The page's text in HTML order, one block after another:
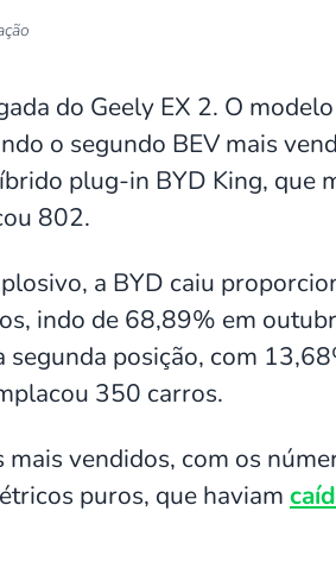
do Geely EX 2. O
o segundo BEV mais
plug-in BYD King, que
802.
a BYD caiu
indo de 68,89% em
posição, com
350 carros.
vendidos, com os
puros, que haviam